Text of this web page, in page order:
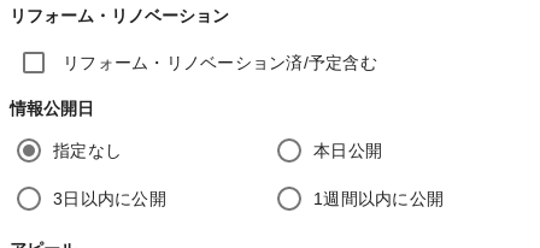
リフォーム・リノベーション
リフォーム・リノベーション済/予定含む
情報公開日
指定なし 本日公開
3日以内に公開 1週間以内に公開